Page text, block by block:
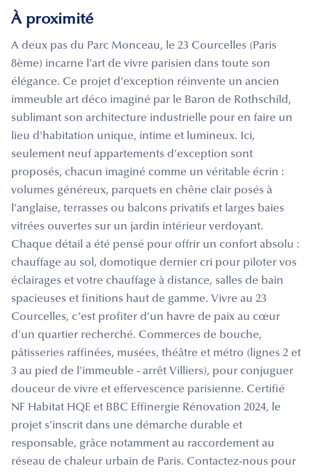
À proximité
A deux pas du Parc Monceau, le 23 Courcelles (Paris
8ème) incarne l’art de vivre parisien dans toute son
élégance. Ce projet d’exception réinvente un ancien
immeuble art déco imaginé par le Baron de Rothschild,
sublimant son architecture industrielle pour en faire un
lieu d'habitation unique, intime et lumineux. Ici,
seulement neuf appartements d’exception sont
proposés, chacun imaginé comme un véritable écrin :
volumes généreux, parquets en chêne clair posés à
l’anglaise, terrasses ou balcons privatifs et larges baies
vitrées ouvertes sur un jardin intérieur verdoyant.
Chaque détail a été pensé pour offrir un confort absolu :
chauffage au sol, domotique dernier cri pour piloter vos
éclairages et votre chauffage à distance, salles de bain
spacieuses et finitions haut de gamme. Vivre au 23
Courcelles, c’est profiter d’un havre de paix au cœur
d'un quartier recherché. Commerces de bouche,
pâtisseries raffinées, musées, théâtre et métro (lignes 2 et
3 au pied de l'immeuble - arrêt Villiers), pour conjuguer
douceur de vivre et effervescence parisienne. Certifié
NF Habitat HQE et BBC Effinergie Rénovation 2024, le
projet s’inscrit dans une démarche durable et
responsable, grâce notamment au raccordement au
réseau de chaleur urbain de Paris. Contactez-nous pour